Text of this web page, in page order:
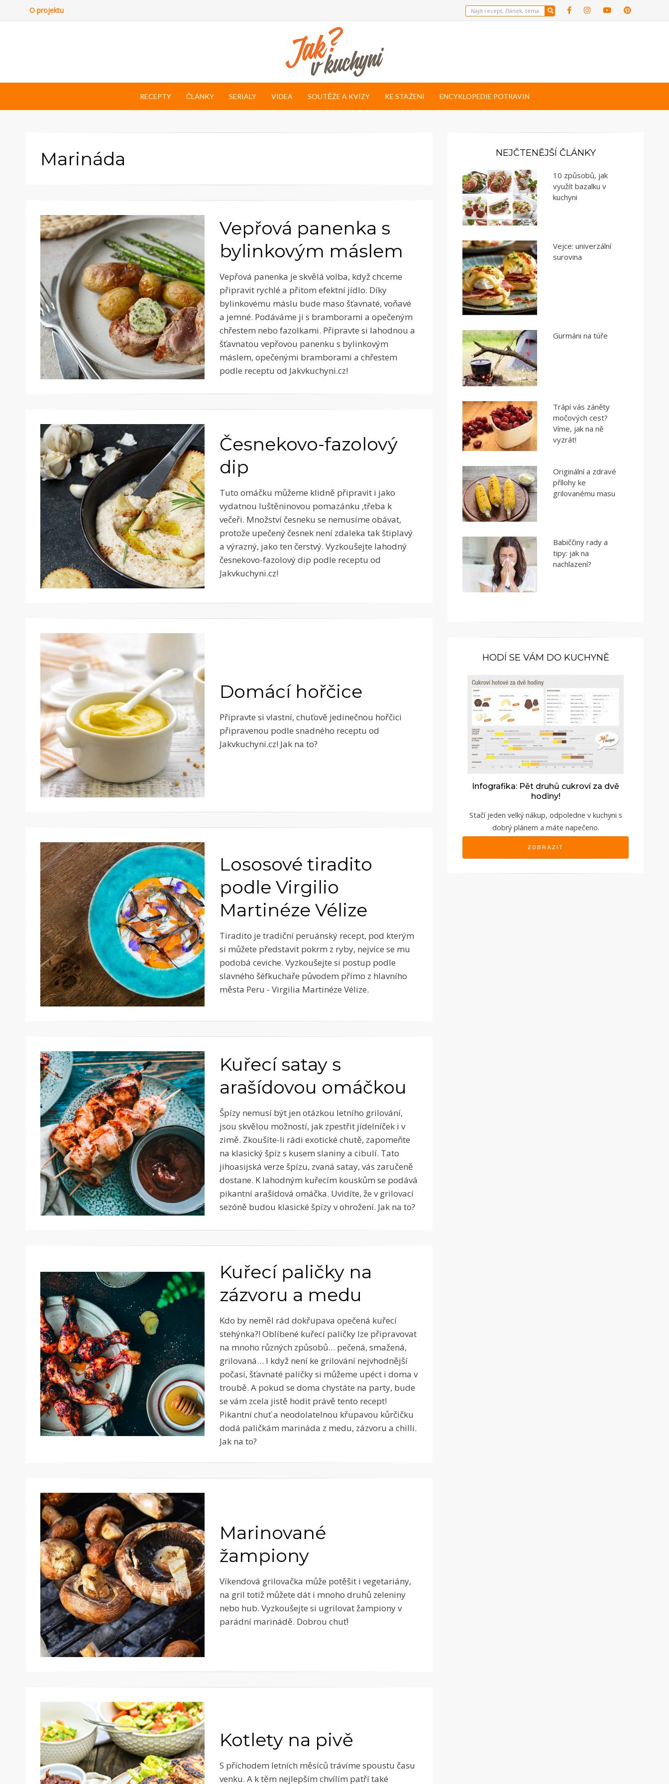
O projektu
RECEPTY ČLÁNKY SERIÁLY VIDEA SOUTĚŽE A KVÍZY KE STAŽENÍ ENCYKLOPEDIE POTRAVIN
Marináda
Vepřová panenka s
bylinkovým máslem
Vepřová panenka je skvělá volba, když chceme
připravit rychlé a přitom efektní jídlo. Díky
bylinkovému máslu bude maso šťavnaté, voňavé
a jemné. Podáváme ji s bramborami a opečeným
chřestem nebo fazolkami. Připravte si lahodnou a
šťavnatou vepřovou panenku s bylinkovým
máslem, opečenými bramborami a chřestem
podle receptu od Jakvkuchyni.cz!
Česnekovo-fazolový
dip
Tuto omáčku můžeme klidně připravit i jako
vydatnou luštěninovou pomazánku ,třeba k
večeři. Množství česneku se nemusíme obávat,
protože upečený česnek není zdaleka tak štiplavý
a výrazný, jako ten čerstvý. Vyzkoušejte lahodný
česnekovo-fazolový dip podle receptu od
Jakvkuchyni.cz!
Domácí hořčice
Připravte si vlastní, chuťově jedinečnou hořčici
připravenou podle snadného receptu od
Jakvkuchyni.cz! Jak na to?
Lososové tiradito
podle Virgilio
Martinéze Vélize
Tiradito je tradiční peruánský recept, pod kterým
si můžete představit pokrm z ryby, nejvíce se mu
podobá ceviche. Vyzkoušejte si postup podle
slavného šéfkuchaře původem přímo z hlavního
města Peru - Virgilia Martinéze Vélize.
Kuřecí satay s
arašídovou omáčkou
Špízy nemusí být jen otázkou letního grilování,
jsou skvělou možností, jak zpestřit jídelníček i v
zimě. Zkoušíte-li rádi exotické chutě, zapomeňte
na klasický špíz s kusem slaniny a cibulí. Tato
jihoasijská verze špízu, zvaná satay, vás zaručeně
dostane. K lahodným kuřecím kouskům se podává
pikantní arašídová omáčka. Uvidíte, že v grilovací
sezóně budou klasické špízy v ohrožení. Jak na to?
Kuřecí paličky na
zázvoru a medu
Kdo by neměl rád dokřupava opečená kuřecí
stehýnka?! Oblíbené kuřecí paličky lze připravovat
na mnoho různých způsobů… pečená, smažená,
grilovaná… I když není ke grilování nejvhodnější
počasí, šťavnaté paličky si můžeme upéct i doma v
troubě. A pokud se doma chystáte na party, bude
se vám zcela jistě hodit právě tento recept!
Pikantní chuť a neodolatelnou křupavou kůrčičku
dodá paličkám marináda z medu, zázvoru a chilli.
Jak na to?
Marinované
žampiony
Víkendová grilovačka může potěšit i vegetariány,
na gril totiž můžete dát i mnoho druhů zeleniny
nebo hub. Vyzkoušejte si ugrilovat žampiony v
parádní marinádě. Dobrou chuť!
Kotlety na pivě
S příchodem letních měsíců trávíme spoustu času
venku. A k těm nejlepším chvílím patří také
NEJČTENĚJŠÍ ČLÁNKY
10 způsobů, jak
využít bazalku v
kuchyni
Vejce: univerzální
surovina
Gurmáni na túře
Trápí vás záněty
močových cest?
Víme, jak na ně
vyzrát!
Originální a zdravé
přílohy ke
grilovanému masu
Babiččiny rady a
tipy: jak na
nachlazení?
HODÍ SE VÁM DO KUCHYNĚ
Infografika: Pět druhů cukroví za dvě
hodiny!
Stačí jeden velký nákup, odpoledne v kuchyni s
dobrý plánem a máte napečeno.
ZOBRAZIT